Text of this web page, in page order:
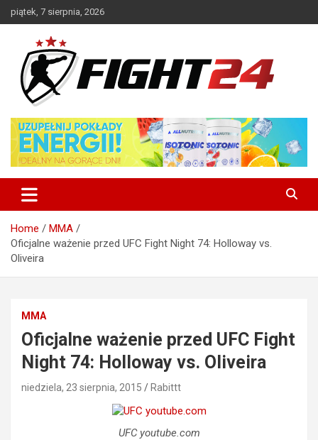
Skip
to
piątek, 7 sierpnia, 2026
FIGHT24.PL – MMA i K-1, UFC
Home
MMA
Oficjalne ważenie przed UFC Fight Night 74: Holloway vs.
Oliveira
MMA
Oficjalne ważenie przed UFC Fight
Night 74: Holloway vs. Oliveira
niedziela, 23 sierpnia, 2015 Rabittt
UFC youtube.com